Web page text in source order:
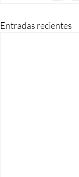
Entradas recientes